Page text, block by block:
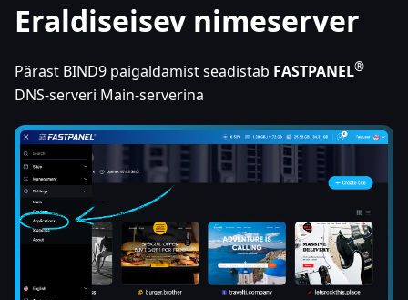
Eraldiseisev nimeserver
Pärast BIND9 paigaldamist seadistab FASTPANEL®
DNS-serveri Main-serverina